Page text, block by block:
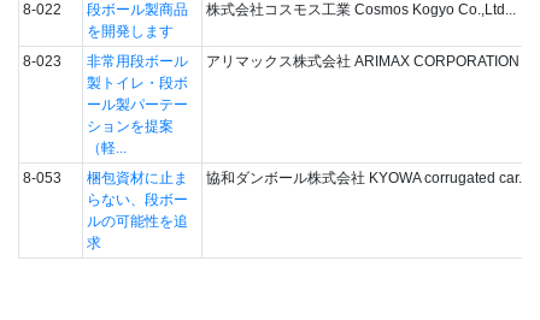
8-022
段ボール製商品
を開発します
株式会社コスモス工業 Cosmos Kogyo Co.,Ltd...
8-023
非常用段ボール
製トイレ・段ボ
ール製パーテー
ションを提案
（軽...
アリマックス株式会社 ARIMAX CORPORATION
8-053
梱包資材に止ま
らない、段ボー
ルの可能性を追
求
協和ダンボール株式会社 KYOWA corrugated car...